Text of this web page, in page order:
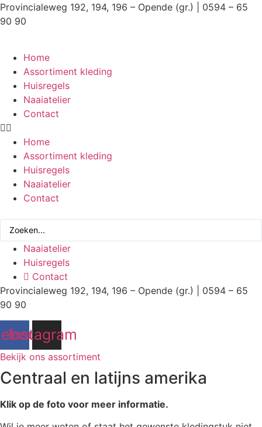
Ga
naar
Provincialeweg 192, 194, 196 – Opende (gr.) | 0594 – 65
90 90
Home
Assortiment kleding
Huisregels
Naaiatelier
Contact
Home
Assortiment kleding
Huisregels
Naaiatelier
Contact
Search
Naaiatelier
Huisregels
Contact
Provincialeweg 192, 194, 196 – Opende (gr.) | 0594 – 65
90 90
Instagram
Bekijk ons assortiment
Centraal en latijns amerika
Klik op de foto voor meer informatie.